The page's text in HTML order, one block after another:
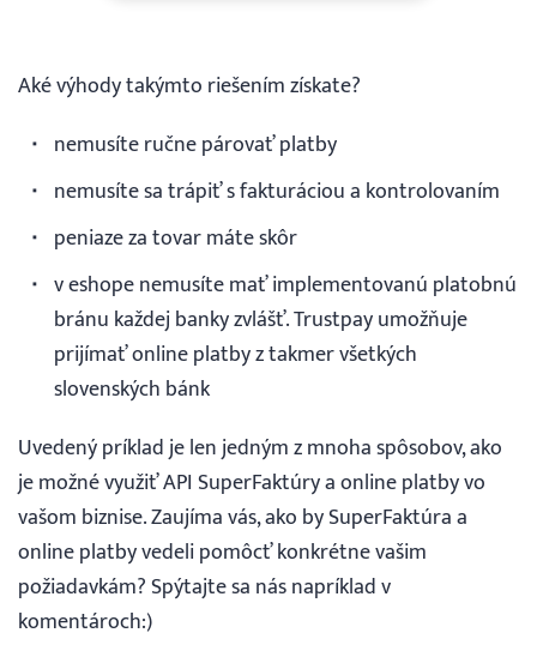
Aké výhody takýmto riešením získate?
nemusíte ručne párovať platby
nemusíte sa trápiť s fakturáciou a kontrolovaním
peniaze za tovar máte skôr
v eshope nemusíte mať implementovanú platobnú
bránu každej banky zvlášť. Trustpay umožňuje
prijímať online platby z takmer všetkých
slovenských bánk
Uvedený príklad je len jedným z mnoha spôsobov, ako
je možné využiť API SuperFaktúry a online platby vo
vašom biznise. Zaujíma vás, ako by SuperFaktúra a
online platby vedeli pomôcť konkrétne vašim
požiadavkám? Spýtajte sa nás napríklad v
komentároch:)